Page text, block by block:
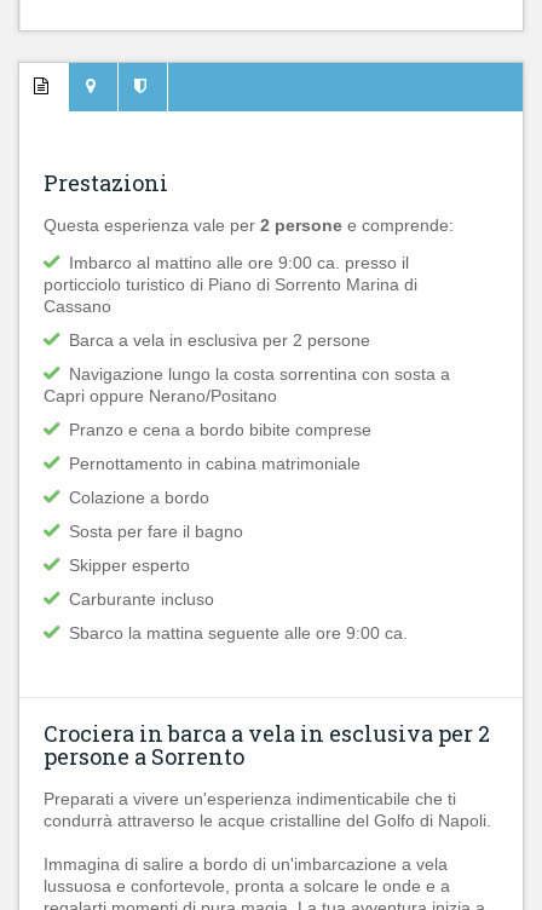
Prestazioni
Questa esperienza vale per 2 persone e comprende:
Imbarco al mattino alle ore 9:00 ca. presso il
porticciolo turistico di Piano di Sorrento Marina di
Cassano
Barca a vela in esclusiva per 2 persone
Navigazione lungo la costa sorrentina con sosta a
Capri oppure Nerano/Positano
Pranzo e cena a bordo bibite comprese
Pernottamento in cabina matrimoniale
Colazione a bordo
Sosta per fare il bagno
Skipper esperto
Carburante incluso
Sbarco la mattina seguente alle ore 9:00 ca.
Crociera in barca a vela in esclusiva per 2
persone a Sorrento
Preparati a vivere un'esperienza indimenticabile che ti
condurrà attraverso le acque cristalline del Golfo di Napoli.
Immagina di salire a bordo di un'imbarcazione a vela
lussuosa e confortevole, pronta a solcare le onde e a